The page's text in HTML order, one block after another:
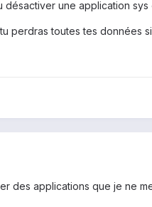
une application
perdras toutes tes données
des applications que je ne